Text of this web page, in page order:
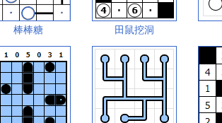
棒棒糖 田鼠挖洞